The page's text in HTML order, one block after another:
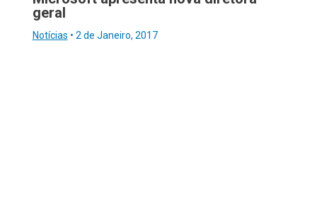
geral
Notícias • 2 de Janeiro, 2017